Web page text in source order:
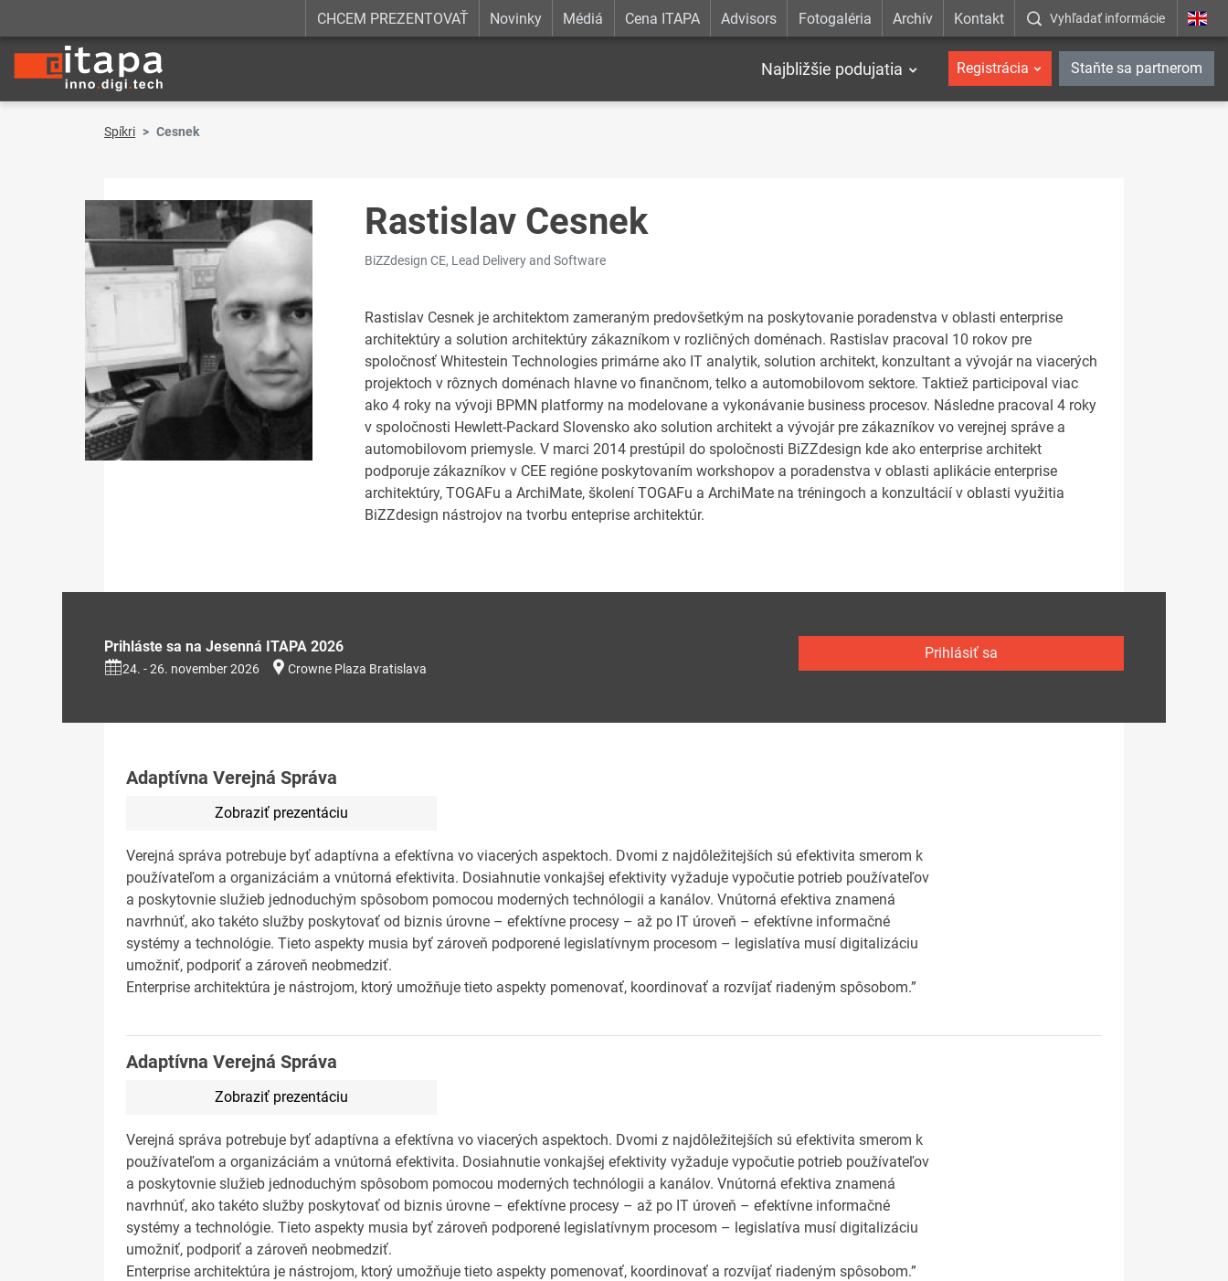
CHCEM PREZENTOVAŤ Novinky Médiá Cena ITAPA Advisors Fotogaléria Archív Kontakt Vyhľadať informácie
Najbližšie podujatia Registrácia Staňte sa partnerom
Spíkri Cesnek
Rastislav Cesnek
BiZZdesign CE, Lead Delivery and Software
Rastislav Cesnek je architektom zameraným predovšetkým na poskytovanie poradenstva v oblasti enterprise
architektúry a solution architektúry zákazníkom v rozličných doménach. Rastislav pracoval 10 rokov pre
spoločnosť Whitestein Technologies primárne ako IT analytik, solution architekt, konzultant a vývojár na viacerých
projektoch v rôznych doménach hlavne vo finančnom, telko a automobilovom sektore. Taktiež participoval viac
ako 4 roky na vývoji BPMN platformy na modelovane a vykonávanie business procesov. Následne pracoval 4 roky
v spoločnosti Hewlett-Packard Slovensko ako solution architekt a vývojár pre zákazníkov vo verejnej správe a
automobilovom priemysle. V marci 2014 prestúpil do spoločnosti BiZZdesign kde ako enterprise architekt
podporuje zákazníkov v CEE regióne poskytovaním workshopov a poradenstva v oblasti aplikácie enterprise
architektúry, TOGAFu a ArchiMate, školení TOGAFu a ArchiMate na tréningoch a konzultácií v oblasti využitia
BiZZdesign nástrojov na tvorbu enteprise architektúr.
Prihláste sa na Jesenná ITAPA 2026
24. - 26. november 2026 Crowne Plaza Bratislava
Prihlásiť sa
Adaptívna Verejná Správa
Zobraziť prezentáciu
Verejná správa potrebuje byť adaptívna a efektívna vo viacerých aspektoch. Dvomi z najdôležitejších sú efektivita smerom k
používateľom a organizáciám a vnútorná efektivita. Dosiahnutie vonkajšej efektivity vyžaduje vypočutie potrieb používateľov
a poskytovnie služieb jednoduchým spôsobom pomocou moderných technólogii a kanálov. Vnútorná efektiva znamená
navrhnúť, ako takéto služby poskytovať od biznis úrovne – efektívne procesy – až po IT úroveň – efektívne informačné
systémy a technológie. Tieto aspekty musia byť zároveň podporené legislatívnym procesom – legislatíva musí digitalizáciu
umožniť, podporiť a zároveň neobmedziť.
Enterprise architektúra je nástrojom, ktorý umožňuje tieto aspekty pomenovať, koordinovať a rozvíjať riadeným spôsobom.”
Adaptívna Verejná Správa
Zobraziť prezentáciu
Verejná správa potrebuje byť adaptívna a efektívna vo viacerých aspektoch. Dvomi z najdôležitejších sú efektivita smerom k
používateľom a organizáciám a vnútorná efektivita. Dosiahnutie vonkajšej efektivity vyžaduje vypočutie potrieb používateľov
a poskytovnie služieb jednoduchým spôsobom pomocou moderných technólogii a kanálov. Vnútorná efektiva znamená
navrhnúť, ako takéto služby poskytovať od biznis úrovne – efektívne procesy – až po IT úroveň – efektívne informačné
systémy a technológie. Tieto aspekty musia byť zároveň podporené legislatívnym procesom – legislatíva musí digitalizáciu
umožniť, podporiť a zároveň neobmedziť.
Enterprise architektúra je nástrojom, ktorý umožňuje tieto aspekty pomenovať, koordinovať a rozvíjať riadeným spôsobom.”